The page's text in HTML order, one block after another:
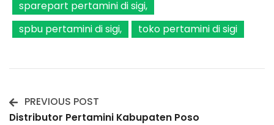
sparepart pertamini di sigi
spbu pertamini di sigi
toko pertamini di sigi
Post
PREVIOUS POST
Distributor Pertamini Kabupaten Poso